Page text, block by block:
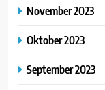
November 2023
Oktober 2023
September 2023